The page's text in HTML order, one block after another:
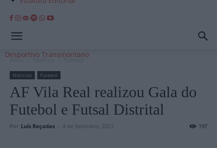
Desportivo Transmontano
Início Notícias Futebol
Notícias Futebol
AF Vila Real realizou Gala do
Futebol e Futsal Distrital
Por Luís Roçadas - 4 de Setembro, 2023 197